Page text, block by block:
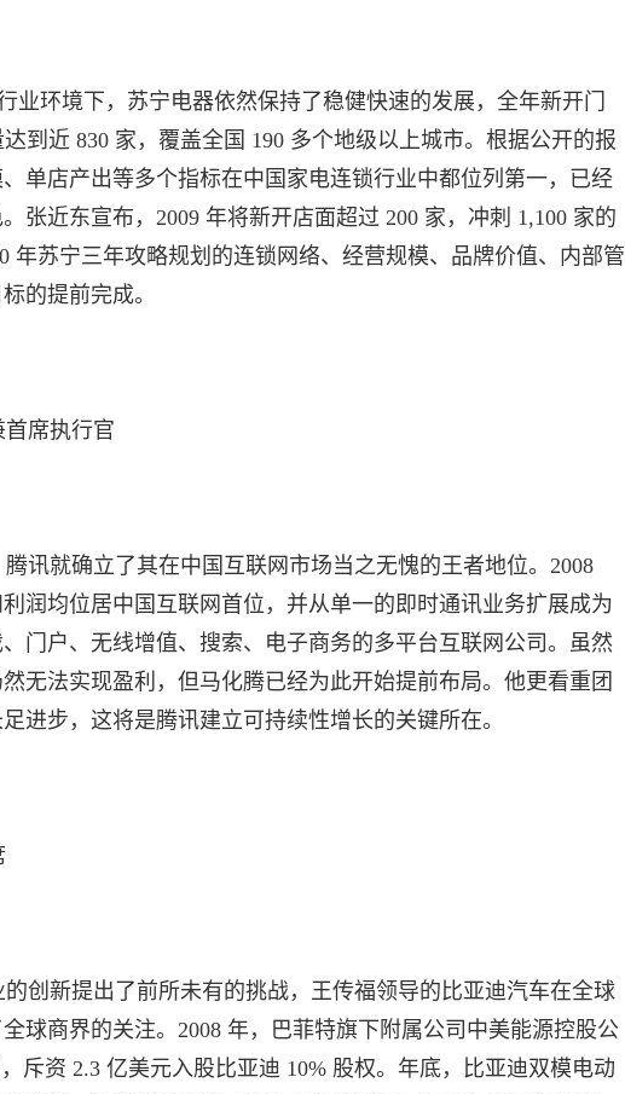
环境下，苏宁电器依然保持了稳健快速的发展，全年新开门
到近 830 家，覆盖全国 190 多个地级以上城市。根据公开的报
单店产出等多个指标在中国家电连锁行业中都位列第一，已经
张近东宣布，2009 年将新开店面超过 200 家，冲刺 1,100 家的
年苏宁三年攻略规划的连锁网络、经营规模、品牌价值、内部管
的提前完成。
席执行官
讯就确立了其在中国互联网市场当之无愧的王者地位。2008
润均位居中国互联网首位，并从单一的即时通讯业务扩展成为
门户、无线增值、搜索、电子商务的多平台互联网公司。虽然
无法实现盈利，但马化腾已经为此开始提前布局。他更看重团
进步，这将是腾讯建立可持续性增长的关键所在。
创新提出了前所未有的挑战，王传福领导的比亚迪汽车在全球
球商界的关注。2008 年，巴菲特旗下附属公司中美能源控股公
斥资 2.3 亿美元入股比亚迪 10% 股权。年底，比亚迪双模电动